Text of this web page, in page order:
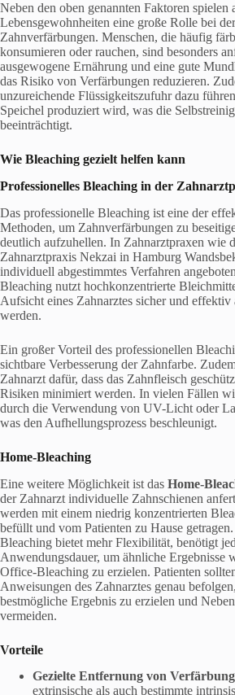
Neben den oben genannten Faktoren spielen
Lebensgewohnheiten eine große Rolle bei
Zahnverfärbungen. Menschen, die häufig
konsumieren oder rauchen, sind besonders
ausgewogene Ernährung und eine gute
das Risiko von Verfärbungen reduzieren.
unzureichende Flüssigkeitszufuhr dazu
Speichel produziert wird, was die
beeinträchtigt.
Wie Bleaching gezielt helfen kann
Professionelles Bleaching in der
Das professionelle Bleaching ist eine der
Methoden, um Zahnverfärbungen zu
deutlich aufzuhellen. In Zahnarztpraxen wie
Zahnarztpraxis Nekzai in Hamburg
individuell abgestimmtes Verfahren
Bleaching nutzt hochkonzentrierte
Aufsicht eines Zahnarztes sicher und effektiv
werden.
Ein großer Vorteil des professionellen
sichtbare Verbesserung der Zahnfarbe.
Zahnarzt dafür, dass das Zahnfleisch
Risiken minimiert werden. In vielen Fällen
durch die Verwendung von UV-Licht oder
was den Aufhellungsprozess beschleunigt.
Home-Bleaching
Eine weitere Möglichkeit ist das Home-
der Zahnarzt individuelle Zahnschienen
werden mit einem niedrig konzentrierten
befüllt und vom Patienten zu Hause
Bleaching bietet mehr Flexibilität, benötigt
Anwendungsdauer, um ähnliche Ergebnisse
Office-Bleaching zu erzielen. Patienten
Anweisungen des Zahnarztes genau
bestmögliche Ergebnis zu erzielen und
vermeiden.
Vorteile
Gezielte Entfernung von
extrinsische als auch bestimmte